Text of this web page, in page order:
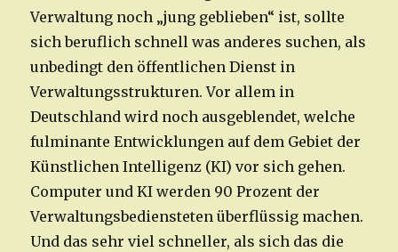
Verwaltung noch „jung geblieben“ ist, sollte
sich beruflich schnell was anderes suchen, als
unbedingt den öffentlichen Dienst in
Verwaltungsstrukturen. Vor allem in
Deutschland wird noch ausgeblendet, welche
fulminante Entwicklungen auf dem Gebiet der
Künstlichen Intelligenz (KI) vor sich gehen.
Computer und KI werden 90 Prozent der
Verwaltungsbediensteten überflüssig machen.
Und das sehr viel schneller, als sich das die